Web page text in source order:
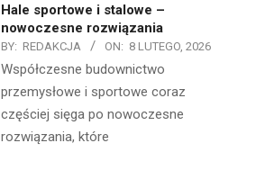
Hale sportowe i stalowe –
nowoczesne rozwiązania
BY: REDAKCJA ON: 8 LUTEGO, 2026
Współczesne budownictwo
przemysłowe i sportowe coraz
częściej sięga po nowoczesne
rozwiązania, które